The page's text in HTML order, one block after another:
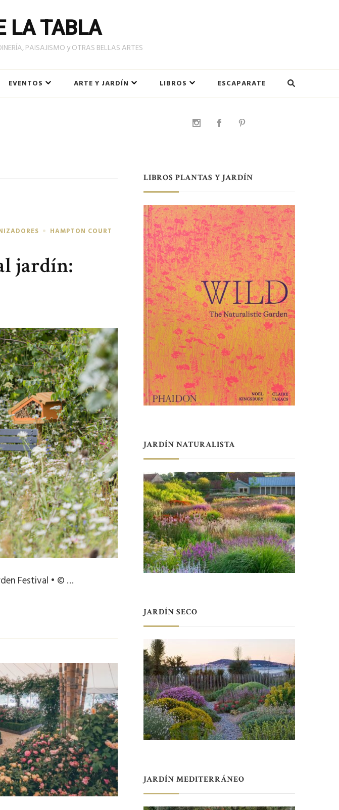
LA TABLA
PAISAJISMO y OTRAS BELLAS ARTES
EVENTOS ARTE Y JARDÍN LIBROS ESCAPARATE
HAMPTON COURT
jardín:
Festival • © …
LIBROS PLANTAS Y JARDÍN
JARDÍN NATURALISTA
JARDÍN SECO
JARDÍN MEDITERRÁNEO